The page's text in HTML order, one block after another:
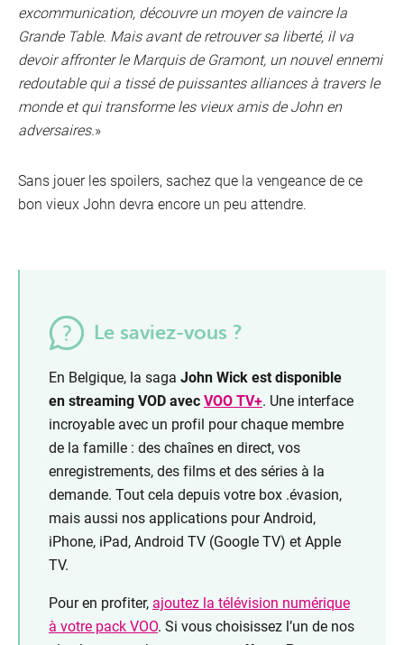
excommunication, découvre un moyen de vaincre la
Grande Table. Mais avant de retrouver sa liberté, il va
devoir affronter le Marquis de Gramont, un nouvel ennemi
redoutable qui a tissé de puissantes alliances à travers le
monde et qui transforme les vieux amis de John en
adversaires.»
Sans jouer les spoilers, sachez que la vengeance de ce
bon vieux John devra encore un peu attendre.
Le saviez-vous ?
En Belgique, la saga John Wick est disponible
en streaming VOD avecVOO TV+. Une interface
incroyable avec un profil pour chaque membre
de la famille : des chaînes en direct, vos
enregistrements, des films et des séries à la
demande. Tout cela depuis votre box .évasion,
mais aussi nos applications pour Android,
iPhone, iPad, Android TV (Google TV) et Apple
TV.
Pour en profiter, ajoutez la télévision numérique
à votre pack VOO. Si vous choisissez l’un de nos